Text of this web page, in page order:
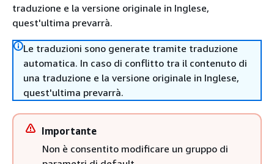
traduzione e la versione originale in Inglese,
quest'ultima prevarrà.
Le traduzioni sono generate tramite traduzione
automatica. In caso di conflitto tra il contenuto di
una traduzione e la versione originale in Inglese,
quest'ultima prevarrà.
Importante
Non è consentito modificare un gruppo di